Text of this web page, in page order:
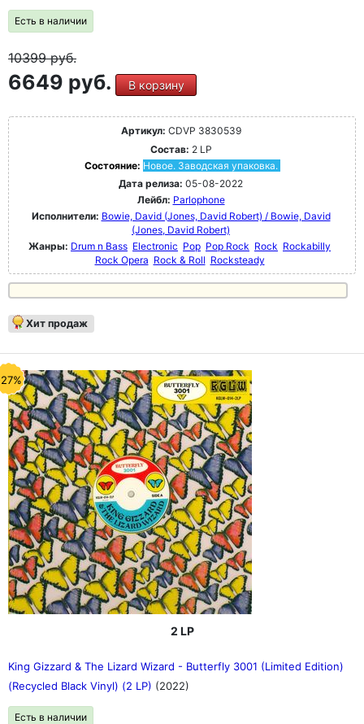
Есть в наличии
10399руб.
6649 руб. В корзину
Артикул: CDVP 3830539
Состав: 2 LP
Состояние: Новое. Заводская упаковка.
Дата релиза: 05-08-2022
Лейбл: Parlophone
Исполнители: Bowie, David (Jones, David Robert) / Bowie, David
(Jones, David Robert)
Жанры: Drum n Bass Electronic Pop Pop Rock Rock Rockabilly
Rock Opera Rock & Roll Rocksteady
Хит продаж
2 LP
King Gizzard & The Lizard Wizard - Butterfly 3001 (Limited Edition)
(Recycled Black Vinyl) (2 LP) (2022)
Есть в наличии